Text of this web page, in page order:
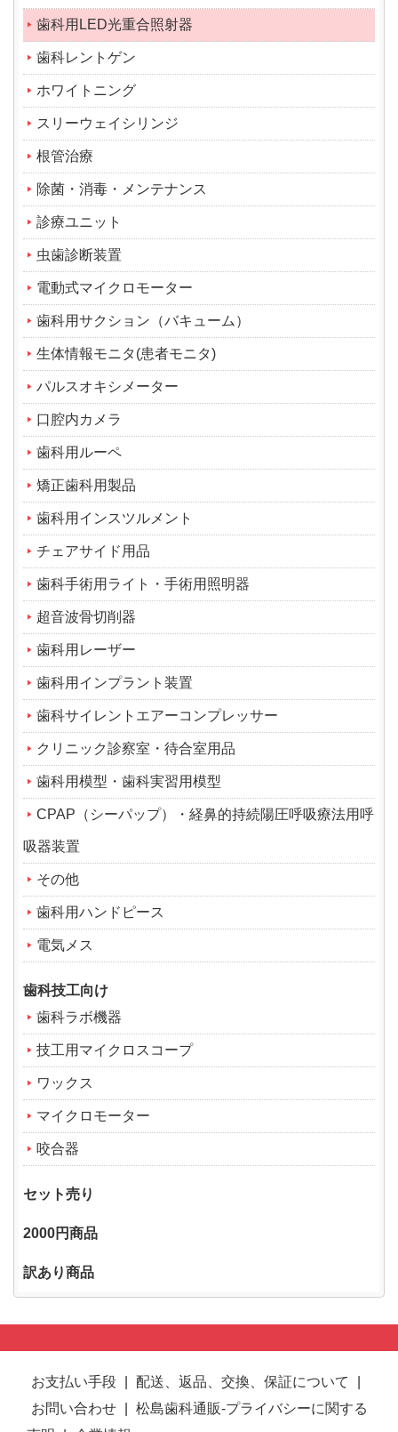
歯科用LED光重合照射器
歯科レントゲン
ホワイトニング
スリーウェイシリンジ
根管治療
除菌・消毒・メンテナンス
診療ユニット
虫歯診断装置
電動式マイクロモーター
歯科用サクション（バキューム）
生体情報モニタ(患者モニタ)
パルスオキシメーター
口腔内カメラ
歯科用ルーペ
矯正歯科用製品
歯科用インスツルメント
チェアサイド用品
歯科手術用ライト・手術用照明器
超音波骨切削器
歯科用レーザー
歯科用インプラント装置
歯科サイレントエアーコンプレッサー
クリニック診察室・待合室用品
歯科用模型・歯科実習用模型
CPAP（シーパップ）・経鼻的持続陽圧呼吸療法用呼
吸器装置
その他
歯科用ハンドピース
電気メス
歯科技工向け
歯科ラボ機器
技工用マイクロスコープ
ワックス
マイクロモーター
咬合器
セット売り
2000円商品
訳あり商品
お支払い手段 配送、返品、交換、保証について
お問い合わせ
松島歯科通販-プライバシーに関する